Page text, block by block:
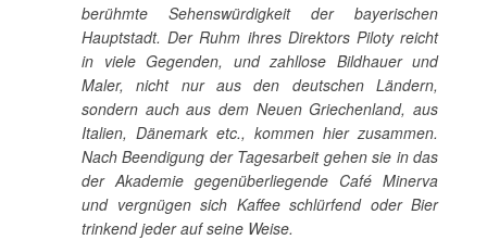
berühmte Sehenswürdigkeit der bayerischen
Hauptstadt. Der Ruhm ihres Direktors Piloty reicht
in viele Gegenden, und zahllose Bildhauer und
Maler, nicht nur aus den deutschen Ländern,
sondern auch aus dem Neuen Griechenland, aus
Italien, Dänemark etc., kommen hier zusammen.
Nach Beendigung der Tagesarbeit gehen sie in das
der Akademie gegenüberliegende Café Minerva
und vergnügen sich Kaffee schlürfend oder Bier
trinkend jeder auf seine Weise.